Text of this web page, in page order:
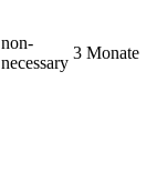
non-
necessary
3 Monate